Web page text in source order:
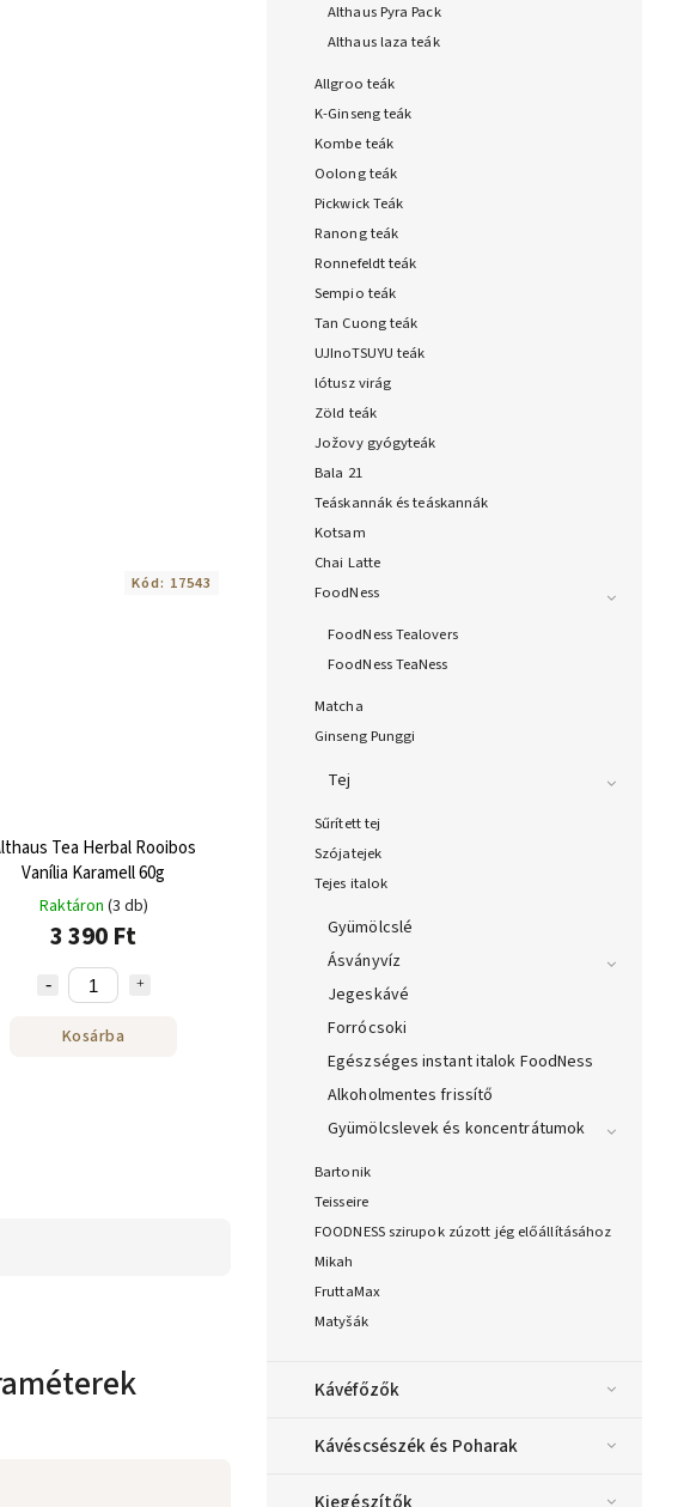
Althaus Pyra Pack
Althaus laza teák
Allgroo teák
K-Ginseng teák
Kombe teák
Oolong teák
Pickwick Teák
Ranong teák
Ronnefeldt teák
Sempio teák
Tan Cuong teák
UJInoTSUYU teák
lótusz virág
Zöld teák
Jožovy gyógyteák
Bala 21
Teáskannák és teáskannák
Kotsam
Chai Latte
FoodNess
FoodNess Tealovers
FoodNess TeaNess
Matcha
Ginseng Punggi
Tej
Sűrített tej
Szójatejek
Tejes italok
Gyümölcslé
Ásványvíz
Jegeskávé
Forrócsoki
Egészséges instant italok FoodNess
Alkoholmentes frissítő
Gyümölcslevek és koncentrátumok
Bartonik
Teisseire
FOODNESS szirupok zúzott jég előállításához
Mikah
FruttaMax
Matyšák
Kávéfőzők
Kávéscsészék és Poharak
Tea Herbal Rooibos
Vanília Karamell 60g
Raktáron (3 db)
3 390 Ft
Kosárba
Kód: 17543